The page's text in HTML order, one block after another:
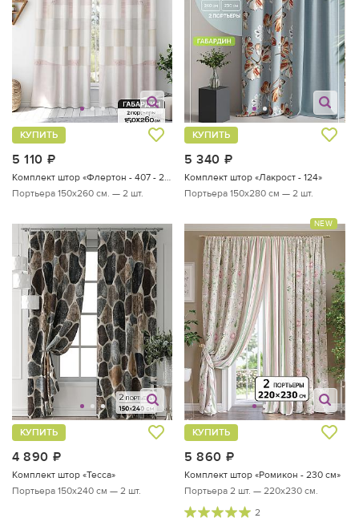
5 110
КУПИТЬ
Портьера 150х260 см. — 2 шт.
5 340
КУПИТЬ
Комплект штор «Лакрост - 124»
Портьера 150х280 см — 2 шт.
4 890
КУПИТЬ
Комплект штор «Тесса»
Портьера 150х240 см — 2 шт.
NEW
5 860
КУПИТЬ
Комплект штор «Ромикон - 230 см»
Портьера 2 шт. — 220х230 см.
2